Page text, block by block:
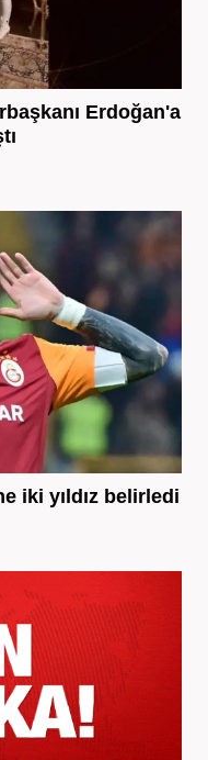
Erdoğan'a
iki yıldız belirledi